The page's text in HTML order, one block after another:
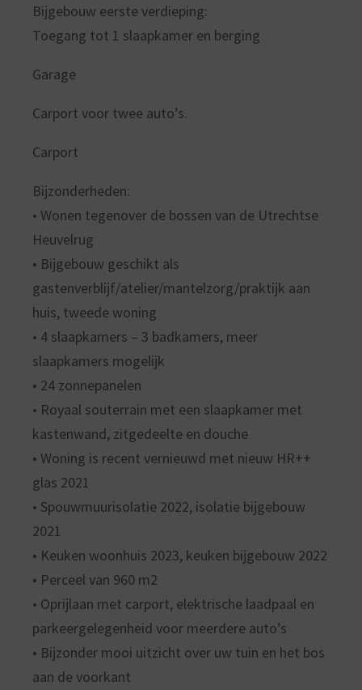
Bijgebouw eerste verdieping:
Toegang tot 1 slaapkamer en berging
Garage
Carport voor twee auto’s.
Carport
Bijzonderheden:
• Wonen tegenover de bossen van de Utrechtse
Heuvelrug
• Bijgebouw geschikt als
gastenverblijf/atelier/mantelzorg/praktijk aan
huis, tweede woning
• 4 slaapkamers – 3 badkamers, meer
slaapkamers mogelijk
• 24 zonnepanelen
• Royaal souterrain met een slaapkamer met
kastenwand, zitgedeelte en douche
• Woning is recent vernieuwd met nieuw HR++
glas 2021
• Spouwmuurisolatie 2022, isolatie bijgebouw
2021
• Keuken woonhuis 2023, keuken bijgebouw 2022
• Perceel van 960 m2
• Oprijlaan met carport, elektrische laadpaal en
parkeergelegenheid voor meerdere auto’s
• Bijzonder mooi uitzicht over uw tuin en het bos
aan de voorkant